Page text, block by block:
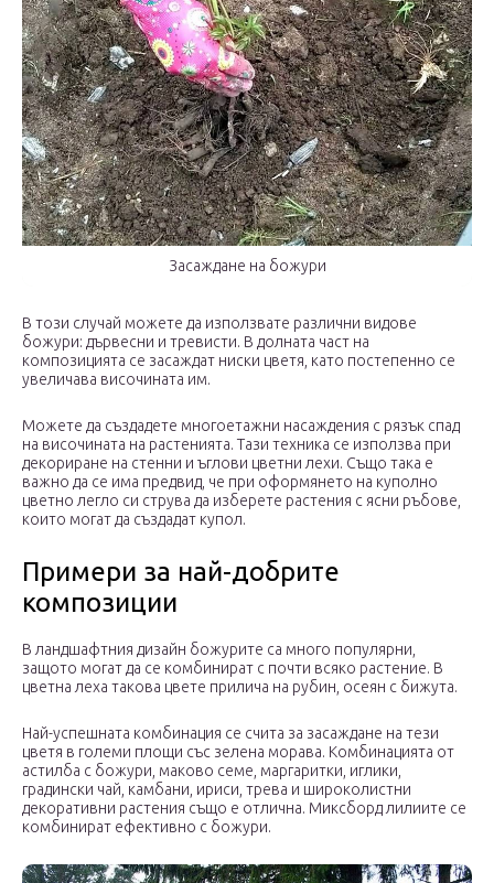
Засаждане на божури
В този случай можете да използвате различни видове
божури: дървесни и тревисти. В долната част на
композицията се засаждат ниски цветя, като постепенно се
увеличава височината им.
Можете да създадете многоетажни насаждения с рязък спад
на височината на растенията. Тази техника се използва при
декориране на стенни и ъглови цветни лехи. Също така е
важно да се има предвид, че при оформянето на куполно
цветно легло си струва да изберете растения с ясни ръбове,
които могат да създадат купол.
Примери за най-добрите
композиции
В ландшафтния дизайн божурите са много популярни,
защото могат да се комбинират с почти всяко растение. В
цветна леха такова цвете прилича на рубин, осеян с бижута.
Най-успешната комбинация се счита за засаждане на тези
цветя в големи площи със зелена морава. Комбинацията от
астилба с божури, маково семе, маргаритки, иглики,
градински чай, камбани, ириси, трева и широколистни
декоративни растения също е отлична. Миксборд лилиите се
комбинират ефективно с божури.